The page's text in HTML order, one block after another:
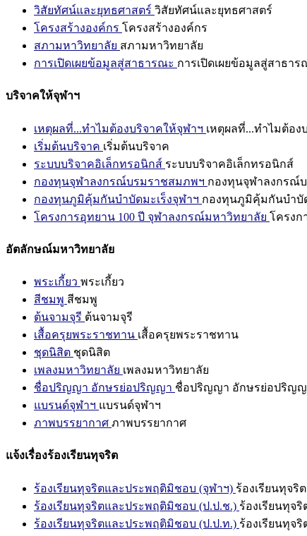
วิสัยทัศน์และยุทธศาสตร์ วิสัยทัศน์และยุทธศาสตร์
โครงสร้างองค์กร โครงสร้างองค์กร
สภามหาวิทยาลัย สภามหาวิทยาลัย
การเปิดเผยข้อมูลสู่สาธารณะ การเปิดเผยข้อมูลสู่สาธาร
บริจาคให้จุฬาฯ
เหตุผลที่...ทำไมต้องบริจาคให้จุฬาฯ เหตุผลที่...ทำไมต้อง
เริ่มต้นบริจาค เริ่มต้นบริจาค
ระบบบริจาคอิเล็กทรอนิกส์ ระบบบริจาคอิเล็กทรอนิกส์
กองทุนจุฬาลงกรณ์บรมราชสมภพฯ กองทุนจุฬาลงกรณ์
กองทุนภูมิคุ้มกันบำบัดมะเร็งจุฬาฯ กองทุนภูมิคุ้มกันบำบั
โครงการอุทยาน 100 ปี จุฬาลงกรณ์มหาวิทยาลัย โครงก
อัตลักษณ์มหาวิทยาลัย
พระเกี้ยว พระเกี้ยว
สีชมพู สีชมพู
ต้นจามจุรี ต้นจามจุรี
เสื้อครุยพระราชทาน เสื้อครุยพระราชทาน
ชุดนิสิต ชุดนิสิต
เพลงมหาวิทยาลัย เพลงมหาวิทยาลัย
ชื่อปริญญา อักษรย่อปริญญา ชื่อปริญญา อักษรย่อปริญ
แบรนด์จุฬาฯ แบรนด์จุฬาฯ
ภาพบรรยากาศ ภาพบรรยากาศ
แจ้งเรื่องร้องเรียนทุจริต
ร้องเรียนทุจริตและประพฤติมิชอบ (จุฬาฯ) ร้องเรียนทุจริ
ร้องเรียนทุจริตและประพฤติมิชอบ (ป.ป.ช.) ร้องเรียนทุจ
ร้องเรียนทุจริตและประพฤติมิชอบ (ป.ป.ท.) ร้องเรียนทุจ